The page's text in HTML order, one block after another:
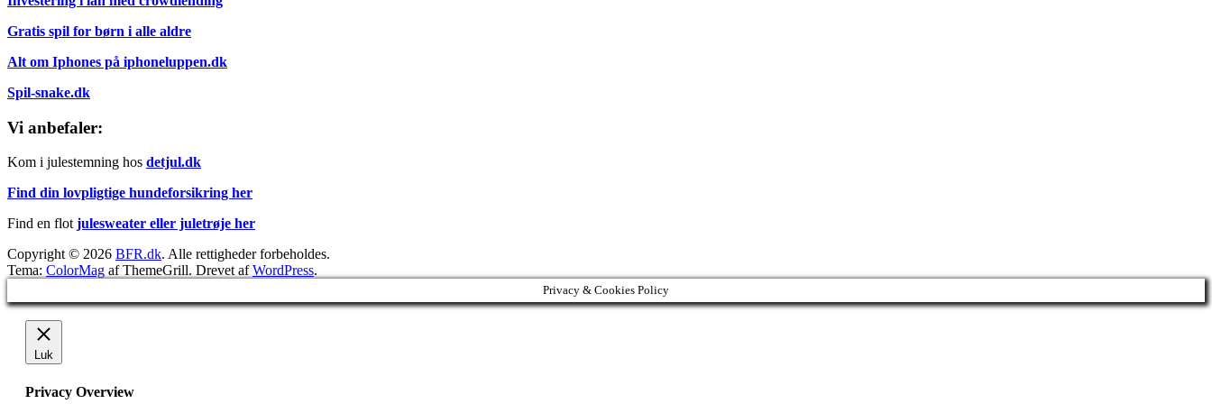
Gratis spil for børn i alle aldre
Alt om Iphones på iphoneluppen.dk
Spil-snake.dk
Vi anbefaler:
Kom i julestemning hos detjul.dk
Find din lovpligtige hundeforsikring her
Find en flot julesweater eller juletrøje her
Copyright © 2026 BFR.dk. Alle rettigheder forbeholdes.
Tema: ColorMag af ThemeGrill. Drevet afWordPress.
Privacy & Cookies Policy
Luk
Privacy Overview